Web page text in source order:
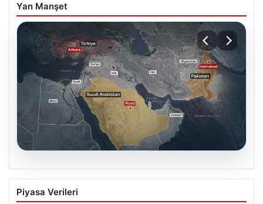
Yan Manşet
07.08.2026
Mekke Ortak Savunma Anlaşması ne
anlama geliyor? Türkiye, Suudi
Piyasa Verileri